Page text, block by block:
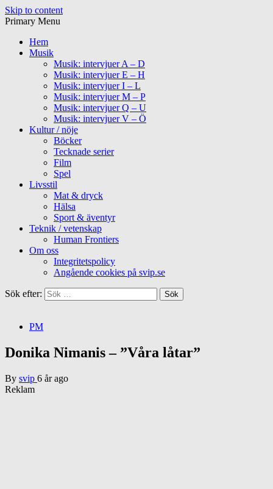
Skip to content
Primary Menu
Hem
Musik
Musik: intervjuer A – D
Musik: intervjuer E – H
Musik: intervjuer I – L
Musik: intervjuer M – P
Musik: intervjuer Q – U
Musik: intervjuer V – Ö
Kultur / nöje
Böcker
Tecknade serier
Film
Spel
Livsstil
Mat & dryck
Hälsa
Sport & äventyr
Teknik / vetenskap
Human Frontiers
Om oss
Integritetspolicy
Angående cookies på svip.se
Sök efter:
PM
Donika Nimanis – ”Våra låtar”
By svip 6 år ago
Reklam